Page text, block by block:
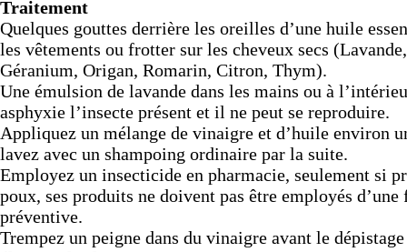
Traitement
Quelques gouttes derrière les oreilles d’une huile
les vêtements ou frotter sur les cheveux secs
Géranium, Origan, Romarin, Citron, Thym).
Une émulsion de lavande dans les mains ou à
asphyxie l’insecte présent et il ne peut se reproduire.
Appliquez un mélange de vinaigre et d’huile environ
lavez avec un shampoing ordinaire par la suite.
Employez un insecticide en pharmacie, seulement si
poux, ses produits ne doivent pas être employés d’une
préventive.
Trempez un peigne dans du vinaigre avant le